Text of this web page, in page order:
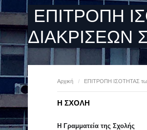
ΕΠΙΤΡΟΠΗ
ΔΙΑΚΡΙΣΕΩΝ
Αρχική / ΕΠΙΤΡΟΠΗ ΙΣΟΤΗΤΑΣ
Η ΣΧΟΛΗ
Η Γραμματεία της Σχολής